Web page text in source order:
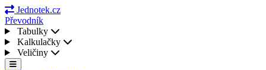
Jednotek.cz
Převodník
Tabulky
Kalkulačky
Veličiny